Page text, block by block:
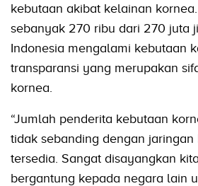
kebutaan akibat kelainan
sebanyak 270 ribu dari 270 juta
Indonesia mengalami kebutaan
transparansi yang merupakan
kornea.
“Jumlah penderita kebutaan
tidak sebanding dengan jaringan
tersedia. Sangat disayangkan
bergantung kepada negara lain